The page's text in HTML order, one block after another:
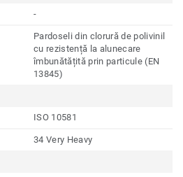
-
Pardoseli din clorură de polivinil
cu rezistență la alunecare
îmbunătățită prin particule (EN
13845)
ISO 10581
34 Very Heavy